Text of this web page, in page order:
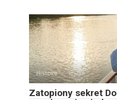
Histoire
Zatopiony sekret